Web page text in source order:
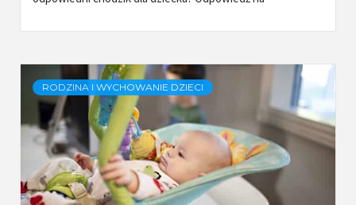
RODZINA I WYCHOWANIE DZIECI